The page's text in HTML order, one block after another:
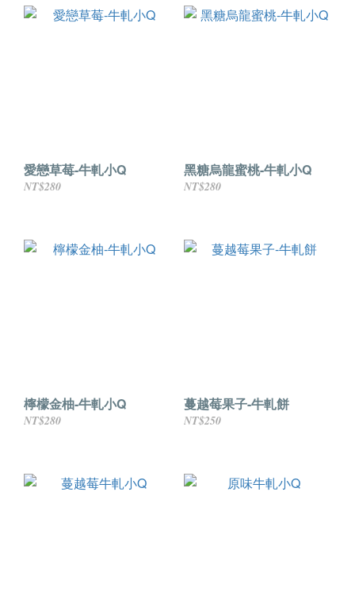
愛戀草莓-牛軋小Q
NT$280
黑糖烏龍蜜桃-牛軋小Q
NT$280
檸檬金柚-牛軋小Q
NT$280
蔓越莓果子-牛軋餅
NT$250